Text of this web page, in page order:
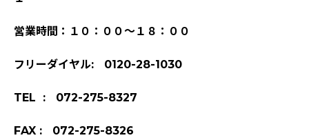
営業時間：１０：００～１８：００
フリーダイヤル: 0120-28-1030
TEL : 072-275-8327
FAX : 072-275-8326